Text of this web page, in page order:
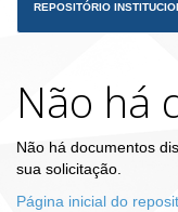
REPOSITÓRIO
Não há
Não há documentos
sua solicitação.
Página inicial do